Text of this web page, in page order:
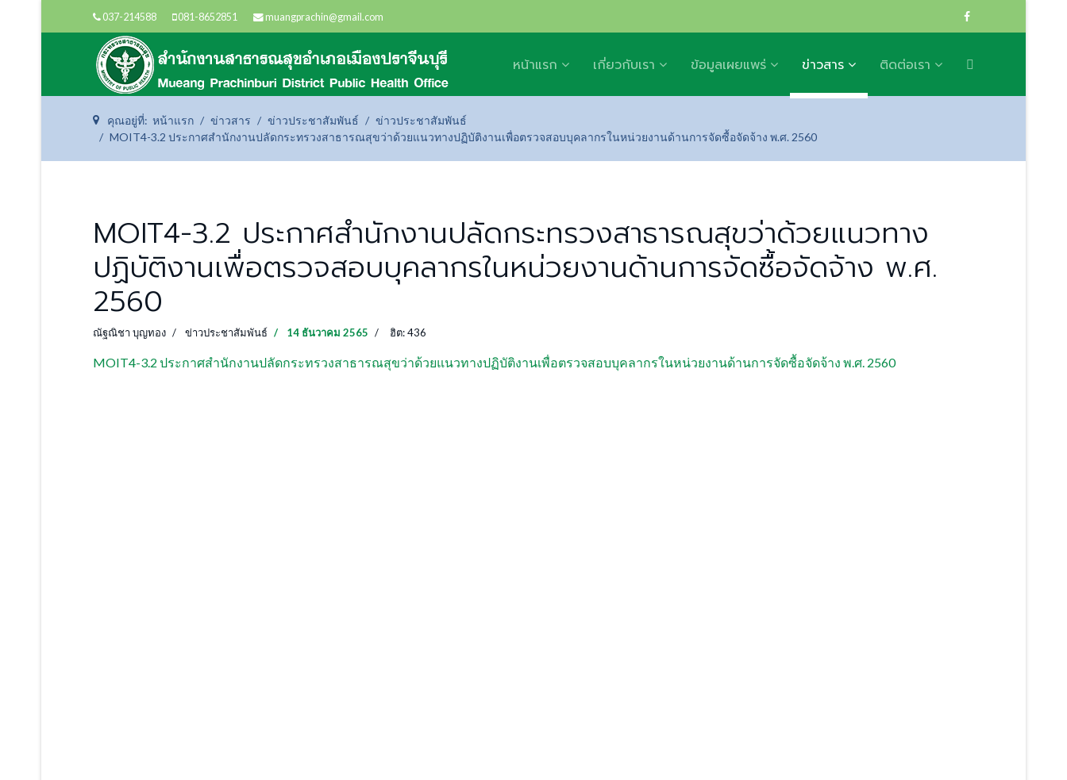
037-214588 081-8652851 muangprachin@gmail.com
หน้าแรก เกี่ยวกับเรา ข้อมูลเผยแพร่ ข่าวสาร ติดต่อเรา
คุณอยู่ที่: หน้าแรก ข่าวสาร ข่าวประชาสัมพันธ์
ข่าวประชาสัมพันธ์
MOIT4-3.2 ประกาศสำนักงานปลัดกระทรวงสาธารณสุขว่าด้วยแนวทางปฏิบัติงานเพื่อตรวจสอบบุคลากรในหน่วยงานด้านการจัดซื้อจัดจ้าง พ.ศ. 2560
MOIT4-3.2 ประกาศสำนักงานปลัดกระทรวงสาธารณสุขว่าด้วยแนวทาง
ปฏิบัติงานเพื่อตรวจสอบบุคลากรในหน่วยงานด้านการจัดซื้อจัดจ้าง พ.ศ.
2560
ณัฐณิชา บุญทอง ข่าวประชาสัมพันธ์ 14 ธันวาคม 2565 ฮิต: 436
MOIT4-3.2 ประกาศสำนักงานปลัดกระทรวงสาธารณสุขว่าด้วยแนวทางปฏิบัติงานเพื่อตรวจสอบบุคลากรในหน่วยงานด้านการจัดซื้อจัดจ้าง พ.ศ. 2560